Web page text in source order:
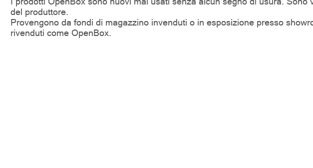
del produttore.
Provengono da fondi di magazzino invenduti o in esposizione presso
rivenduti come OpenBox.